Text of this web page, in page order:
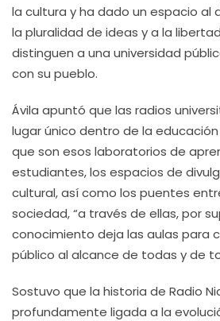
la cultura y ha dado un espacio al
la pluralidad de ideas y a la
distinguen a una universidad
con su pueblo.
Ávila apuntó que las radios
lugar único dentro de la
que son esos laboratorios de
estudiantes, los espacios de
cultural, así como los puentes
sociedad, “a través de ellas, por
conocimiento deja las aulas para
público al alcance de todas y de
Sostuvo que la historia de Radio
profundamente ligada a la